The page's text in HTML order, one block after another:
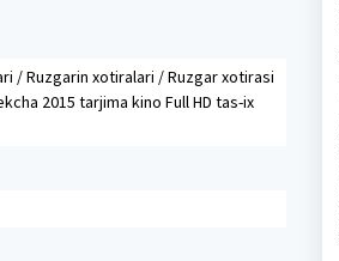
/ Ruzgarin xotiralari / Ruzgar xotirasi
2015 tarjima kino Full HD tas-ix